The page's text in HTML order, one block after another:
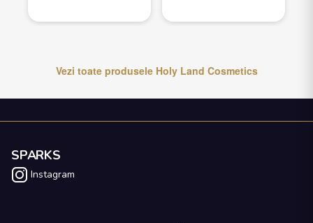
Vezi toate produsele Holy Land Cosmetics
SPARKS
Instagram